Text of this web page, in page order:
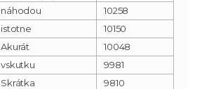
náhodou
10258
istotne
10150
Akurát
10048
vskutku
9981
Skrátka
9810